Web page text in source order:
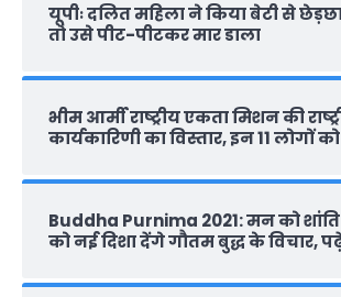
यूपीः दलित महिला ने किया बेटी से
तो उसे पीट-पीटकर मार डाला
भीम आर्मी राष्‍ट्रीय एकता मिशन की
कार्यकारिणी का विस्तार, इन 11 लोगों
Buddha Purnima 2021: मन को
को नई दिशा देंगे गौतम बुद्ध के विचार,